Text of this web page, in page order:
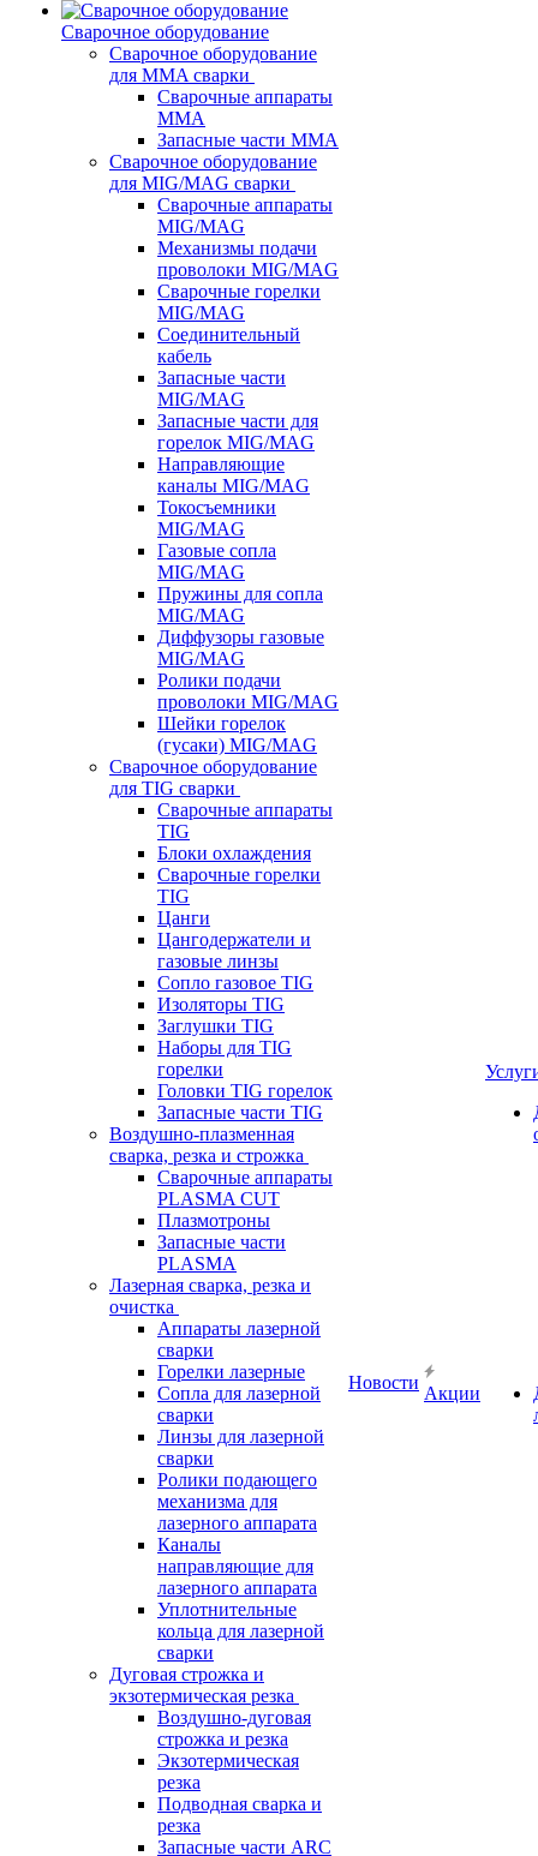
Сварочное оборудование
Сварочное оборудование
для MMA сварки
Сварочные аппараты
MMA
Запасные части MMA
Сварочное оборудование
для MIG/MAG сварки
Сварочные аппараты
MIG/MAG
Механизмы подачи
проволоки MIG/MAG
Сварочные горелки
MIG/MAG
Соединительный
кабель
Запасные части
MIG/MAG
Запасные части для
горелок MIG/MAG
Направляющие
каналы MIG/MAG
Токосъемники
MIG/MAG
Газовые сопла
MIG/MAG
Пружины для сопла
MIG/MAG
Диффузоры газовые
MIG/MAG
Ролики подачи
проволоки MIG/MAG
Шейки горелок
(гусаки) MIG/MAG
Сварочное оборудование
для TIG сварки
Сварочные аппараты
TIG
Блоки охлаждения
Сварочные горелки
TIG
Цанги
Цангодержатели и
газовые линзы
Сопло газовое TIG
Изоляторы TIG
Заглушки TIG
Наборы для TIG
горелки
Головки TIG горелок
Запасные части TIG
Воздушно-плазменная
сварка, резка и строжка
Сварочные аппараты
PLASMA CUT
Плазмотроны
Запасные части
PLASMA
Лазерная сварка, резка и
очистка
Аппараты лазерной
сварки
Горелки лазерные
Сопла для лазерной
сварки
Линзы для лазерной
сварки
Ролики подающего
механизма для
лазерного аппарата
Каналы
направляющие для
лазерного аппарата
Уплотнительные
кольца для лазерной
сварки
Дуговая строжка и
экзотермическая резка
Воздушно-дуговая
строжка и резка
Экзотермическая
резка
Подводная сварка и
резка
Запасные части ARC
Новости
Акции